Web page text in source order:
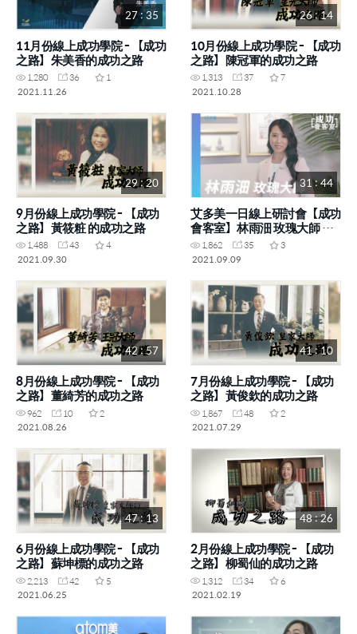
27 : 35
11月份線上成功學院 - 【成功
之路】朱美香的成功之路
1,280 36
1
2021.11.26
26 : 14
10月份線上成功學院 - 【成功
之路】陳冠軍的成功之路
1,313 37
7
2021.10.28
29 : 20
9月份線上成功學院 - 【成功
之路】黃筱粧 的成功之路
1,488 43
4
2021.09.30
31 : 44
艾多美一日線上研討會【成功
會客室】林雨沺 玫瑰大師 成
功的故事分享
1,862 35
3
2021.09.09
42 : 57
8月份線上成功學院 - 【成功
之路】董綺芳的成功之路
962 10
2
2021.08.26
41 : 10
7月份線上成功學院 - 【成功
之路】黃俊欽的成功之路
1,867 48
2
2021.07.29
47 : 13
6月份線上成功學院 - 【成功
之路】蘇坤標的成功之路
2,213 42
5
2021.06.25
48 : 26
2月份線上成功學院 - 【成功
之路】柳蜀仙的成功之路
1,312 34
6
2021.02.19